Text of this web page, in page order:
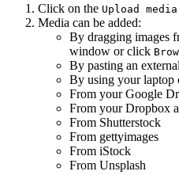
Click on the Upload media
Media can be added:
By dragging images
window or click
By pasting an
By using your laptop
From your Google
From your Dropbox
From Shutterstock
From gettyimages
From iStock
From Unsplash